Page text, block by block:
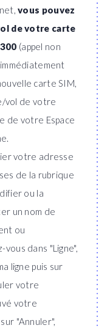
vous pouvez
de votre carte
(appel non
carte SIM,
vol de votre
de votre Espace
votre adresse
de la rubrique
ou la
un nom de
ou
dans "Ligne",
ligne puis sur
votre
votre
"Annuler",